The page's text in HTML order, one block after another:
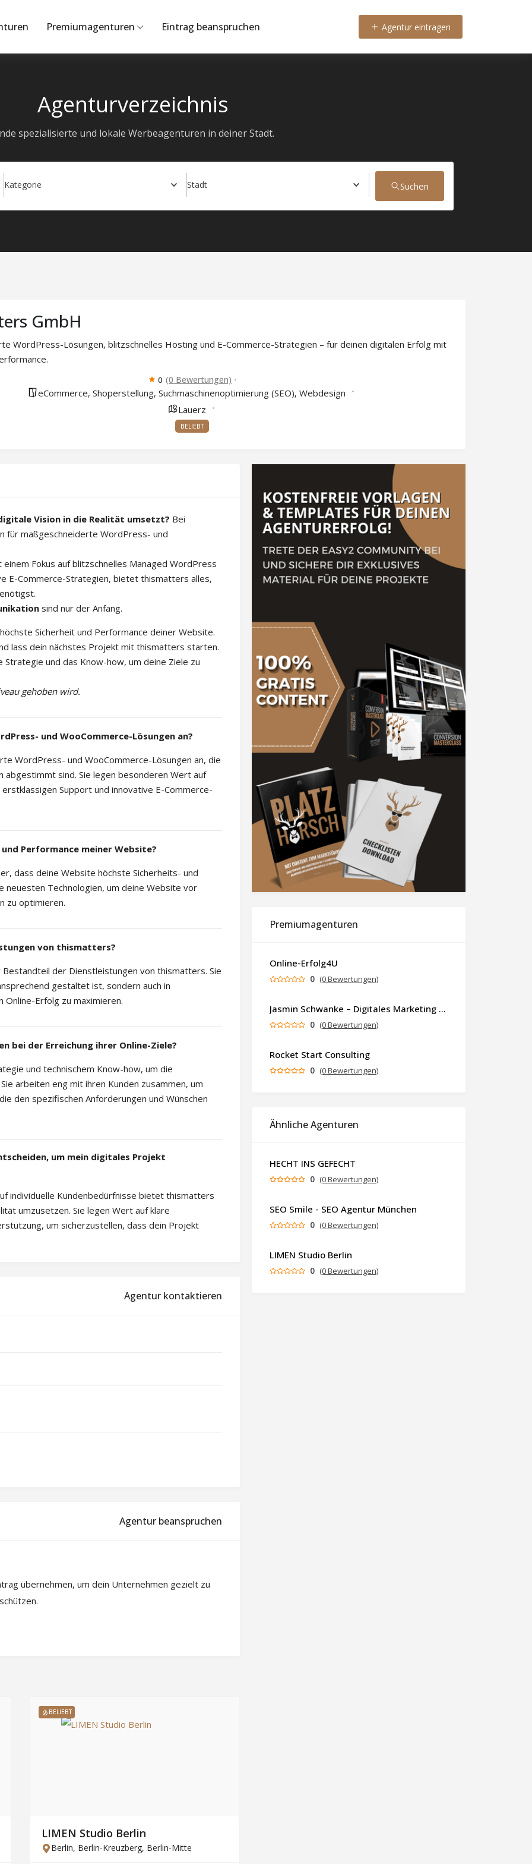
Premiumagenturen Eintrag beanspruchen Agentur eintragen
Agenturverzeichnis
spezialisierte und lokale Werbeagenturen in deiner Stadt.
Kategorie Stadt Suchen
GmbH
WordPress-Lösungen, blitzschnelles Hosting und E-Commerce-Strategien – für deinen digitalen Erfolg mit
0 (0 Bewertungen)
eCommerce, Shoperstellung, Suchmaschinenoptimierung (SEO), Webdesign
Lauerz
BELIEBT
Vision in die Realität umsetzt? Bei
für maßgeschneiderte WordPress- und
Fokus auf blitzschnelles Managed WordPress
E-Commerce-Strategien, bietet thismatters alles,
sind nur der Anfang.
Sicherheit und Performance deiner Website.
lass dein nächstes Projekt mit thismatters starten.
Strategie und das Know-how, um deine Ziele zu
gehoben wird.
und WooCommerce-Lösungen an?
WordPress- und WooCommerce-Lösungen an, die
abgestimmt sind. Sie legen besonderen Wert auf
Support und innovative E-Commerce-
Performance meiner Website?
dass deine Website höchste Sicherheits- und
neuesten Technologien, um deine Website vor
zu optimieren.
von thismatters?
der Dienstleistungen von thismatters. Sie
gestaltet ist, sondern auch in
Online-Erfolg zu maximieren.
bei der Erreichung ihrer Online-Ziele?
und technischem Know-how, um die
arbeiten eng mit ihren Kunden zusammen, um
den spezifischen Anforderungen und Wünschen
um mein digitales Projekt
individuelle Kundenbedürfnisse bietet thismatters
umzusetzen. Sie legen Wert auf klare
um sicherzustellen, dass dein Projekt
Agentur kontaktieren
Agentur beanspruchen
übernehmen, um dein Unternehmen gezielt zu
BELIEBT
LIMEN Studio Berlin
Berlin, Berlin-Kreuzberg, Berlin-Mitte
Premiumagenturen
Online-Erfolg4U
0 (0 Bewertungen)
Jasmin Schwanke – Digitales Marketing & KI-gestützte Contenterstellung
0 (0 Bewertungen)
Rocket Start Consulting
0 (0 Bewertungen)
Ähnliche Agenturen
HECHT INS GEFECHT
0 (0 Bewertungen)
SEO Smile - SEO Agentur München
0 (0 Bewertungen)
LIMEN Studio Berlin
0 (0 Bewertungen)